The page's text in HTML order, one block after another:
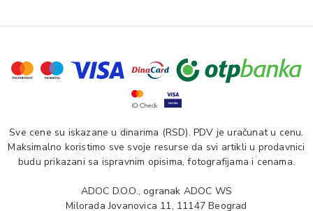
Sve cene su iskazane u dinarima (RSD). PDV je uračunat u cenu.
Maksimalno koristimo sve svoje resurse da svi artikli u prodavnici
budu prikazani sa ispravnim opisima, fotografijama i cenama.
ADOC D.O.O., ogranak ADOC WS
Milorada Jovanovica 11, 11147 Beograd